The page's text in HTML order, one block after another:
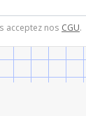
acceptez nos CGU.